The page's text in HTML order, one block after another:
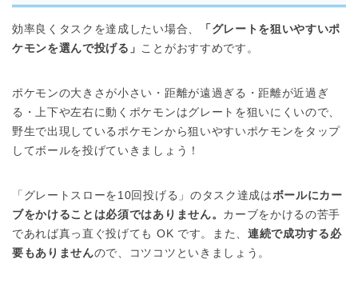
効率良くタスクを達成したい場合、
「グレートを狙いやすいポ
ケモンを選んで投げる」 ことがおすすめです。
ポケモンの大きさが小さい・距離が遠過ぎる・距離が近過ぎ
る・上下や左右に動くポケモンはグレートを狙いにくいので、
野生で出現しているポケモンから狙いやすいポケモンをタップ
してボールを投げていきましょう！
「グレートスローを10回投げる」のタスク達成は ボールにカー
ブをかけることは必須ではありません。 カーブをかけるの苦手
であれば真っ直ぐ投げても OK です。また、 連続で成功する必
要もありませんので、コツコツといきましょう。